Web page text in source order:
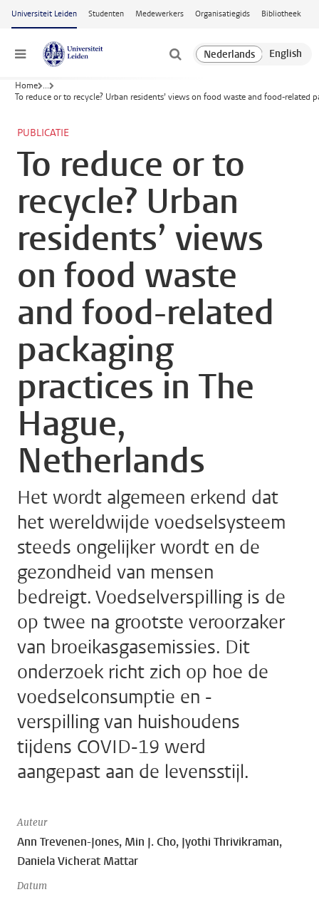
Ga naar hoofdinhoud
Universiteit Leiden Studenten Medewerkers Organisatiegids Bibliotheek
Menu
Home ...
To reduce or to recycle? Urban residents’ views on food waste and food-related
PUBLICATIE
To reduce or to
recycle? Urban
residents’ views
on food waste
and food-related
packaging
practices in The
Hague,
Netherlands
Het wordt algemeen erkend dat
het wereldwijde voedselsysteem
steeds ongelijker wordt en de
gezondheid van mensen
bedreigt. Voedselverspilling is de
op twee na grootste veroorzaker
van broeikasgasemissies. Dit
onderzoek richt zich op hoe de
voedselconsumptie en -
verspilling van huishoudens
tijdens COVID-19 werd
aangepast aan de levensstijl.
Auteur
Ann Trevenen-Jones, Min J. Cho, Jyothi Thrivikraman,
Daniela Vicherat Mattar
Datum